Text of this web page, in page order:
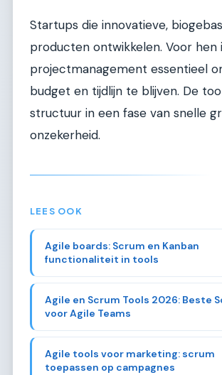
Startups die innovatieve,
producten ontwikkelen. Voor hen
projectmanagement essentieel
budget en tijdlijn te blijven. De
structuur in een fase van snelle
onzekerheid.
LEES OOK
Agile boards: Scrum en Kanban
functionaliteit in tools
Agile en Scrum Tools 2026: Beste
voor Agile Teams
Agile tools voor marketing: scrum
toepassen op campagnes